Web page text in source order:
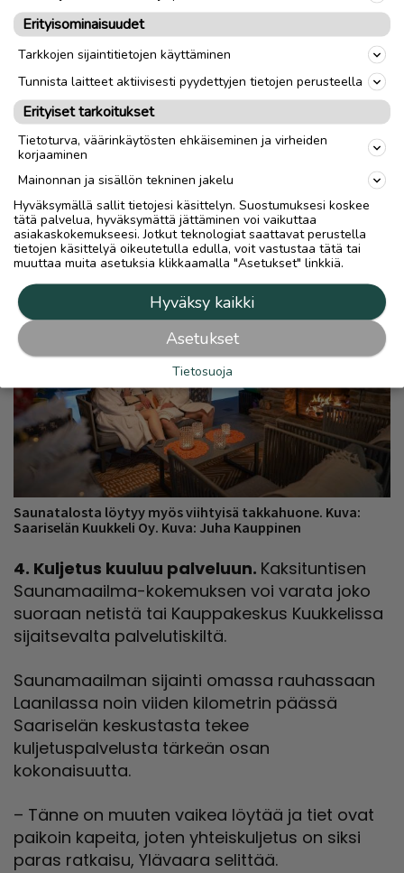
Savusauna lämpenee tällä hetkellä kolmesti
viikossa, mutta sesongin mukaan
lämmityskertojen määrää voidaan lisätä.
Savusauna on perinteiseen tapaan
savupiiputon, ja savu pääsee ulos
takaseinässä olevan räppänän kautta.
Savusaunan pehmeät löylyt ja himmeiden
lyhtyjen lempeä valo rentouttavat kehon
lisäksi saunojan mielen.
Saunatalosta löytyy myös viihtyisä takkahuone. Kuva:
Saariselän Kuukkeli Oy. Kuva: Juha Kauppinen
4. Kuljetus kuuluu palveluun. Kaksituntisen
Saunamaailma-kokemuksen voi varata joko
suoraan netistä tai Kauppakeskus Kuukkelissa
sijaitsevalta palvelutiskiltä.
Saunamaailman sijainti omassa rauhassaan
Laanilassa noin viiden kilometrin päässä
Saariselän keskustasta tekee
kuljetuspalvelusta tärkeän osan
kokonaisuutta.
– Tänne on muuten vaikea löytää ja tiet ovat
paikoin kapeita, joten yhteiskuljetus on siksi
paras ratkaisu, Ylävaara selittää.
Erityisominaisuudet
Tarkkojen sijaintitietojen käyttäminen
Tunnista laitteet aktiivisesti pyydettyjen tietojen perusteella
Erityiset tarkoitukset
Tietoturva, väärinkäytösten ehkäiseminen ja virheiden
korjaaminen
Mainonnan ja sisällön tekninen jakelu
Hyväksymällä sallit tietojesi käsittelyn. Suostumuksesi koskee
tätä palvelua, hyväksymättä jättäminen voi vaikuttaa
asiakaskokemukseesi. Jotkut teknologiat saattavat perustella
tietojen käsittelyä oikeutetulla edulla, voit vastustaa tätä tai
muuttaa muita asetuksia klikkaamalla "Asetukset" linkkiä.
Hyväksy kaikki
Asetukset
Tietosuoja